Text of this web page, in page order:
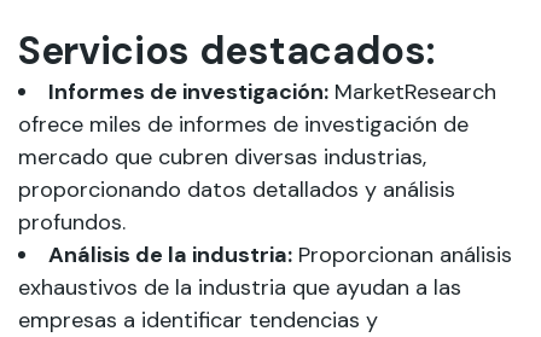
Servicios destacados:
Informes de investigación: MarketResearch
ofrece miles de informes de investigación de
mercado que cubren diversas industrias,
proporcionando datos detallados y análisis
profundos.
Análisis de la industria: Proporcionan análisis
exhaustivos de la industria que ayudan a las
empresas a identificar tendencias y